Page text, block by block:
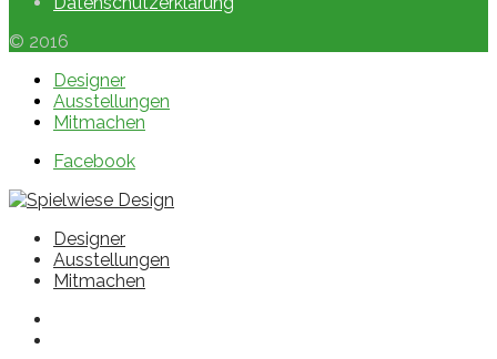
© 2016
Designer
Ausstellungen
Mitmachen
Facebook
Designer
Ausstellungen
Mitmachen